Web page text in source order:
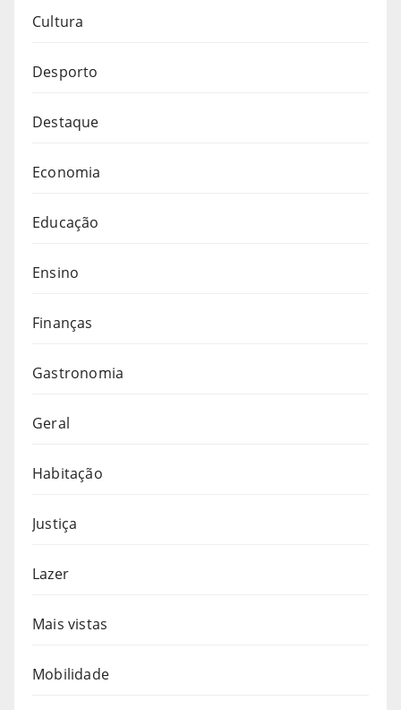
Cultura
Desporto
Destaque
Economia
Educação
Ensino
Finanças
Gastronomia
Geral
Habitação
Justiça
Lazer
Mais vistas
Mobilidade